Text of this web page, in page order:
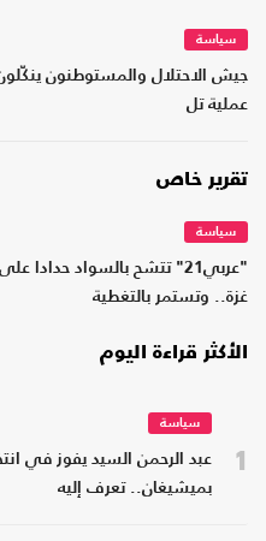
سياسة
جيش الاحتلال والمستوطنون
عملية تل
تقرير خاص
سياسة
"عربي21" تتشح بالسواد
غزة.. وتستمر بالتغطية
الأكثر قراءة اليوم
1
سياسة
عبد الرحمن السيد يفوز في
بميشيغان.. تعرف إليه